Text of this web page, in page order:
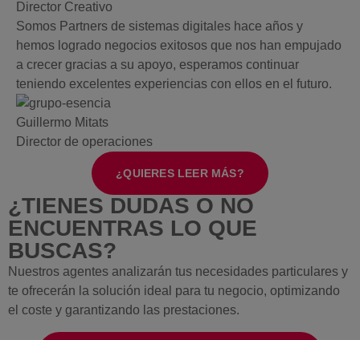
Director Creativo
Somos Partners de sistemas digitales hace años y
hemos logrado negocios exitosos que nos han empujado
a crecer gracias a su apoyo, esperamos continuar
teniendo excelentes experiencias con ellos en el futuro.
Guillermo Mitats
Director de operaciones
¿QUIERES LEER MÁS?
¿TIENES DUDAS O NO
ENCUENTRAS LO QUE
BUSCAS?
Nuestros agentes analizarán tus necesidades particulares y
te ofrecerán la solución ideal para tu negocio, optimizando
el coste y garantizando las prestaciones.